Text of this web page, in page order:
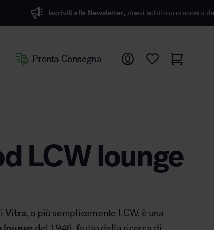
Newsletter, ricevi subito uno sconto del 7%
Pronta Consegna
LCW lounge
Vitra, o più semplicemente LCW, è una